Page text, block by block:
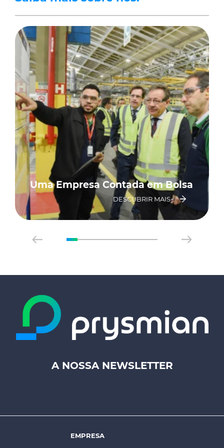
Uma Empresa Contada em Bolsa
DESCUBRIR MAIS
Footer
Prysmian
A NOSSA NEWSLETTER
EMPRESA